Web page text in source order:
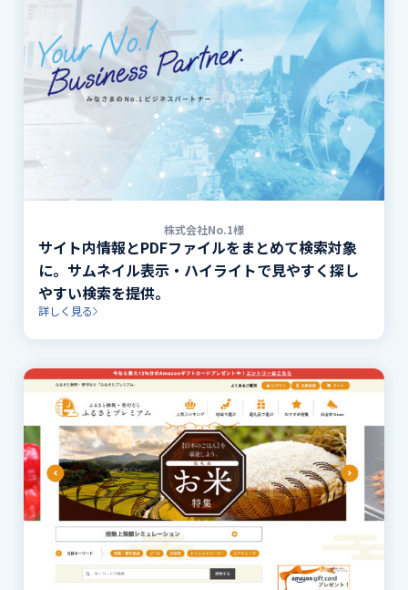
株式会社No.1様
サイト内情報とPDFファイルをまとめて検索対象
に。サムネイル表示・ハイライトで見やすく探し
やすい検索を提供。
詳しく見る